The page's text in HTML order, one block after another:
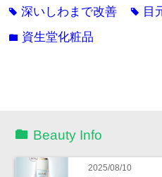
tag深いしわまで改善 tag 目
folder 資生堂化粧品
Beauty Info
2025/08/10